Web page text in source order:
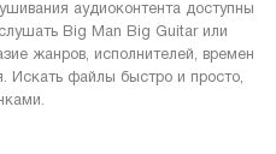
аудиоконтента доступны
Big Man Big Guitar или
жанров, исполнителей, времен
Искать файлы быстро и просто,